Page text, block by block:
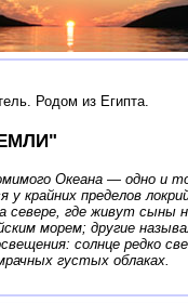
Родом из Египта.
Океана — одно и
у крайних пределов
севере, где живут сыны
морем; другие
солнце редко
густых облаках.